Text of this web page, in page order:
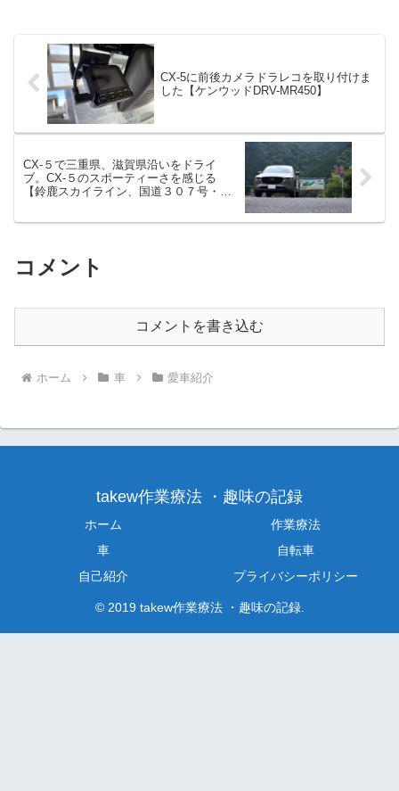
CX-5に前後カメラドラレコを取り付けま
した【ケンウッドDRV-MR450】
CX-５で三重県、滋賀県沿いをドライ
ブ。CX-５のスポーティーさを感じる
【鈴鹿スカイライン、国道３０７号・３
コメント
コメントを書き込む
ホーム 車 愛車紹介
takew作業療法 ・趣味の記録
ホーム
作業療法
車
自転車
自己紹介
プライバシーポリシー
© 2019 takew作業療法 ・趣味の記録.